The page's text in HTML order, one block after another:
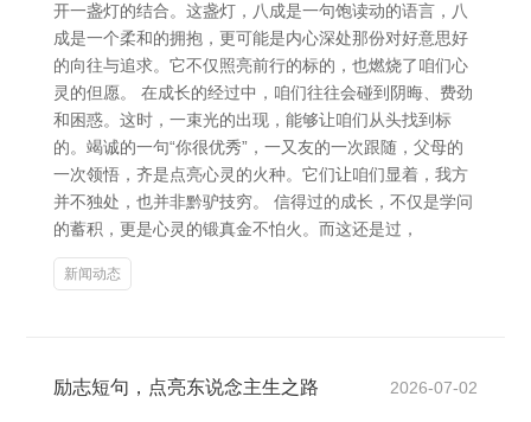
开一盏灯的结合。这盏灯，八成是一句饱读动的语言，八
成是一个柔和的拥抱，更可能是内心深处那份对好意思好
的向往与追求。它不仅照亮前行的标的，也燃烧了咱们心
灵的但愿。 在成长的经过中，咱们往往会碰到阴晦、费劲
和困惑。这时，一束光的出现，能够让咱们从头找到标
的。竭诚的一句“你很优秀”，一又友的一次跟随，父母的
一次领悟，齐是点亮心灵的火种。它们让咱们显着，我方
并不独处，也并非黔驴技穷。 信得过的成长，不仅是学问
的蓄积，更是心灵的锻真金不怕火。而这还是过，
新闻动态
励志短句，点亮东说念主生之路 2026-07-02